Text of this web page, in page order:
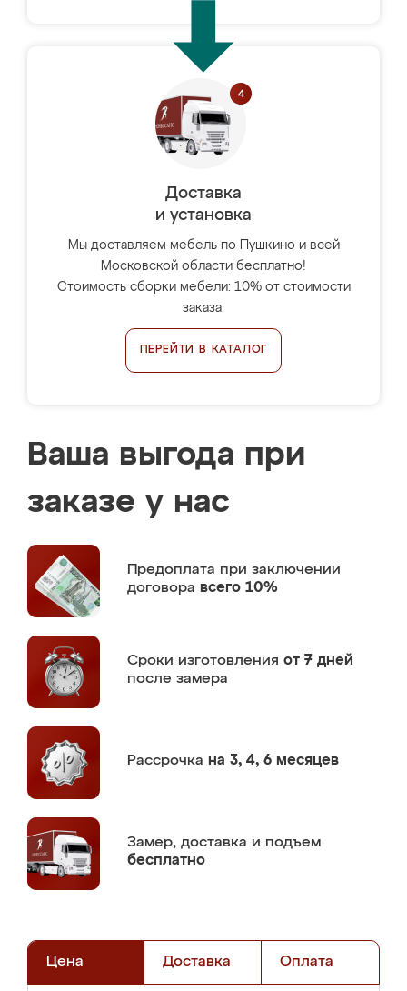
Доставка
и установка
Мы доставляем мебель по Пушкино и всей
Московской области бесплатно!
Стоимость сборки мебели: 10% от стоимости
заказа.
ПЕРЕЙТИ В КАТАЛОГ
Ваша выгода при
заказе у нас
Предоплата при заключении
договора всего 10%
Сроки изготовления от 7 дней
после замера
Рассрочка на 3, 4, 6 месяцев
Замер, доставка и подъем
бесплатно
Цена Доставка Оплата